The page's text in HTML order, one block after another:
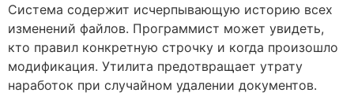
Система содержит исчерпывающую историю всех
изменений файлов. Программист может увидеть,
кто правил конкретную строчку и когда произошло
модификация. Утилита предотвращает утрату
наработок при случайном удалении документов.